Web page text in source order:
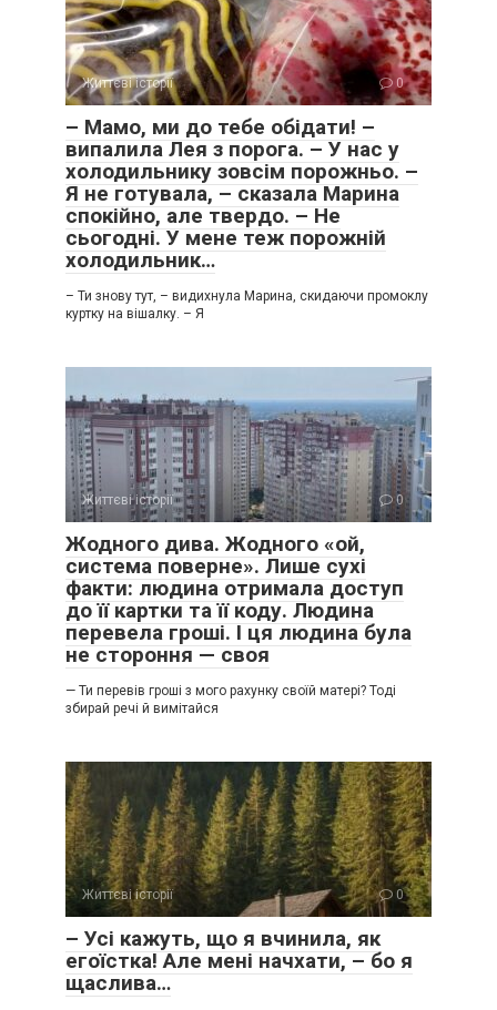
Життєві історії 0
– Мамо, ми до тебе обідати! –
випалила Лея з порога. – У нас у
холодильнику зовсім порожньо. –
Я не готувала, – сказала Марина
спокійно, але твердо. – Не
сьогодні. У мене теж порожній
холодильник…
– Ти знову тут, – видихнула Марина, скидаючи промоклу
куртку на вішалку. – Я
Життєві історії 0
Жодного дива. Жодного «ой,
система поверне». Лише сухі
факти: людина отримала доступ
до її картки та її коду. Людина
перевела гроші. І ця людина була
не стороння — своя
— Ти перевів гроші з мого рахунку своїй матері? Тоді
збирай речі й вимітайся
Життєві історії 0
– Усі кажуть, що я вчинила, як
егоїстка! Але мені начхати, – бо я
щаслива…